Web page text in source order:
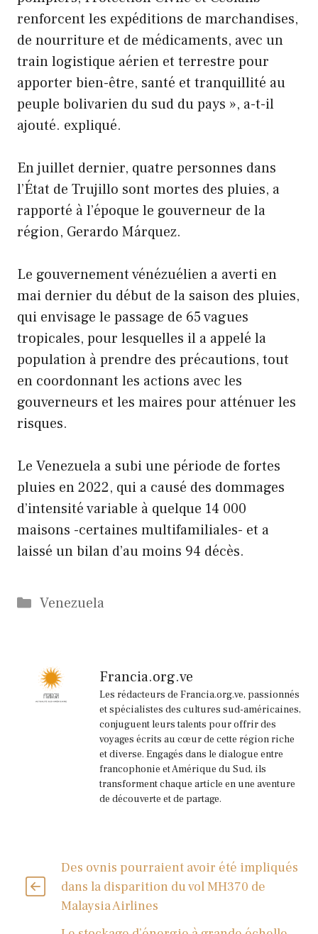
renforcent les expéditions de marchandises,
de nourriture et de médicaments, avec un
train logistique aérien et terrestre pour
apporter bien-être, santé et tranquillité au
peuple bolivarien du sud du pays », a-t-il
ajouté. expliqué.
En juillet dernier, quatre personnes dans
l’État de Trujillo sont mortes des pluies, a
rapporté à l’époque le gouverneur de la
région, Gerardo Márquez.
Le gouvernement vénézuélien a averti en
mai dernier du début de la saison des pluies,
qui envisage le passage de 65 vagues
tropicales, pour lesquelles il a appelé la
population à prendre des précautions, tout
en coordonnant les actions avec les
gouverneurs et les maires pour atténuer les
risques.
Le Venezuela a subi une période de fortes
pluies en 2022, qui a causé des dommages
d’intensité variable à quelque 14 000
maisons -certaines multifamiliales- et a
laissé un bilan d’au moins 94 décès.
Catégories
Venezuela
Francia.org.ve
Les rédacteurs de Francia.org.ve, passionnés
et spécialistes des cultures sud-américaines,
conjuguent leurs talents pour offrir des
voyages écrits au cœur de cette région riche
et diverse. Engagés dans le dialogue entre
francophonie et Amérique du Sud, ils
transforment chaque article en une aventure
de découverte et de partage.
Des ovnis pourraient avoir été impliqués
dans la disparition du vol MH370 de
Malaysia Airlines